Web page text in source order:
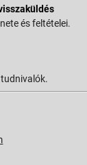
és feltételei.